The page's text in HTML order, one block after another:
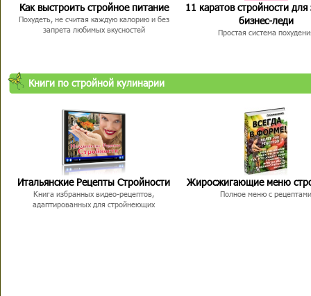
Как выстроить стройное питание
Похудеть, не считая каждую калорию и без
запрета любимых вкусностей
11 каратов стройности для
бизнес-леди
Простая система
Книги по стройной кулинарии
Итальянские Рецепты Стройности
Книга избранных видео-рецептов,
адаптированных для стройнеющих
Жиросжигающие меню
Полное меню с рецептами